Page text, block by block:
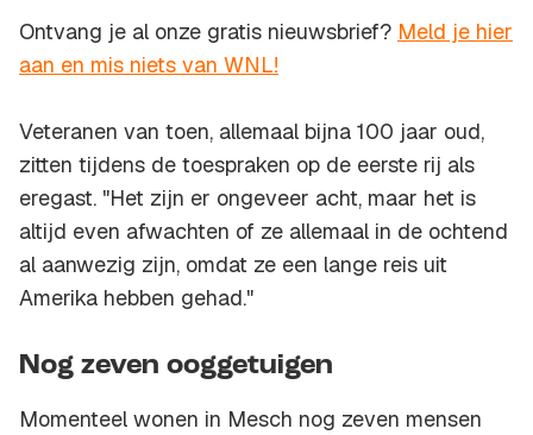
Ontvang je al onze gratis nieuwsbrief? Meld je hier
aan en mis niets van WNL!
Veteranen van toen, allemaal bijna 100 jaar oud,
zitten tijdens de toespraken op de eerste rij als
eregast. "Het zijn er ongeveer acht, maar het is
altijd even afwachten of ze allemaal in de ochtend
al aanwezig zijn, omdat ze een lange reis uit
Amerika hebben gehad."
Nog zeven ooggetuigen
Momenteel wonen in Mesch nog zeven mensen